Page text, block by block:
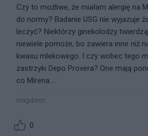
Czy to możliwe, że miałam alergię na
do normy? Badanie USG nie wyjazuje
leczyć? Niektórzy ginekolodzy
niewiele pomoże, bo zawiera inne niż
kwasu mlekowego. I czy wobec tego
zastrzyki Depo Provera? One mają
co Mirena....
magdzior
0